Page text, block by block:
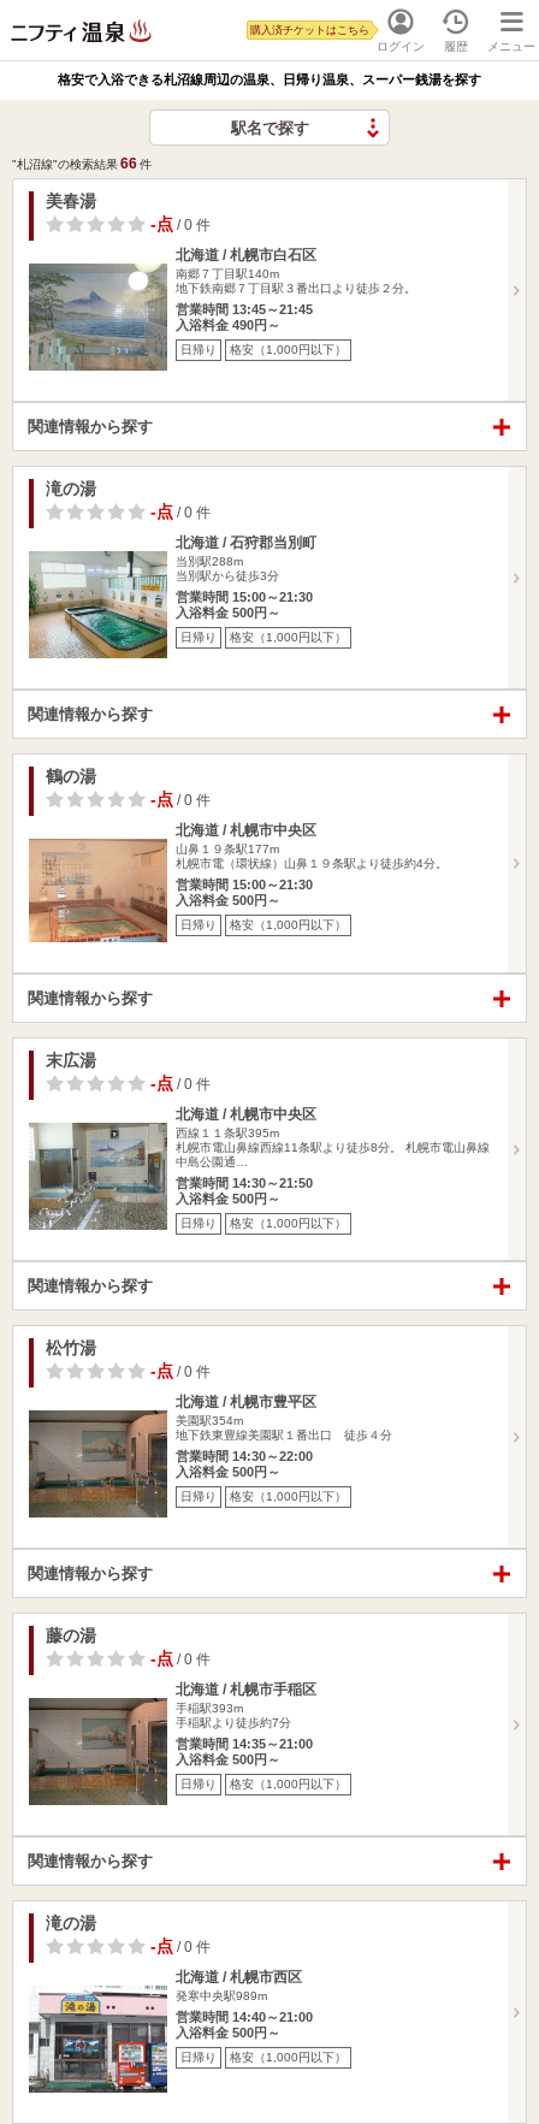
ログイン
購入済チケットはこちら
履歴 メニュー
格安で入浴できる札沼線周辺の温泉、日帰り温泉、スーパー銭湯を探す
駅名で探す
"札沼線"の検索結果66件
美春湯
-点 / 0 件
北海道 / 札幌市白石区
南郷７丁目駅140m
地下鉄南郷７丁目駅３番出口より徒歩２分。
営業時間 13:45～21:45
入浴料金 490円～
日帰り 格安（1,000円以下）
関連情報から探す
滝の湯
-点 / 0 件
北海道 / 石狩郡当別町
当別駅288m
当別駅から徒歩3分
営業時間 15:00～21:30
入浴料金 500円～
日帰り 格安（1,000円以下）
関連情報から探す
鶴の湯
-点 / 0 件
北海道 / 札幌市中央区
山鼻１９条駅177m
札幌市電（環状線）山鼻１９条駅より徒歩約4分。
営業時間 15:00～21:30
入浴料金 500円～
日帰り 格安（1,000円以下）
関連情報から探す
末広湯
-点 / 0 件
北海道 / 札幌市中央区
西線１１条駅395m
札幌市電山鼻線西線11条駅より徒歩8分。 札幌市電山鼻線
中島公園通…
営業時間 14:30～21:50
入浴料金 500円～
日帰り 格安（1,000円以下）
関連情報から探す
松竹湯
-点 / 0 件
北海道 / 札幌市豊平区
美園駅354m
地下鉄東豊線美園駅１番出口 徒歩４分
営業時間 14:30～22:00
入浴料金 500円～
日帰り 格安（1,000円以下）
関連情報から探す
藤の湯
-点 / 0 件
北海道 / 札幌市手稲区
手稲駅393m
手稲駅より徒歩約7分
営業時間 14:35～21:00
入浴料金 500円～
日帰り 格安（1,000円以下）
関連情報から探す
滝の湯
-点 / 0 件
北海道 / 札幌市西区
発寒中央駅989m
営業時間 14:40～21:00
入浴料金 500円～
日帰り 格安（1,000円以下）